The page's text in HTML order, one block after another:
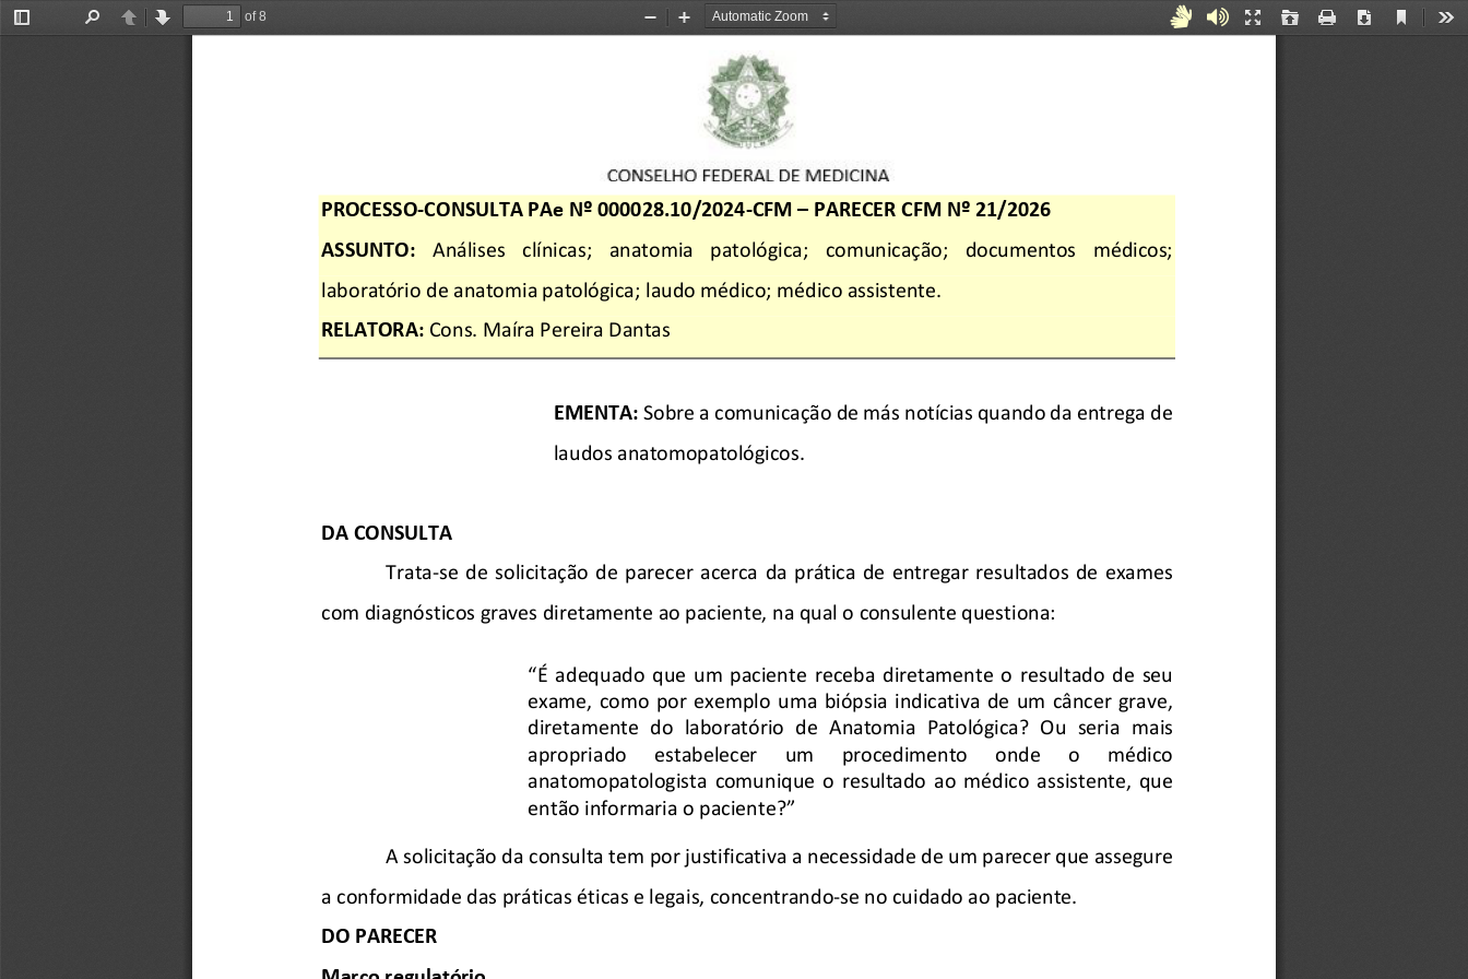
Toggle
PreviousNext
of 8
Acessibilidade
Áudiodescrição
Presentation
Open Print Download
Current
Zoom
Zoom
PROCESSO-CONSULTA PAe Nº 000028.10/2024-CFM – PARECER CFM Nº 21/2026
ASSUNTO:
   Análises   clínicas
;   anatomia   patológica;   comunicação;   documentos   médicos;
laboratório de anatomia patológica; laudo médico; médico assistente.
RELATORA: Cons. Maíra Pereira Dantas
EMENTA: Sobre a comunicação de más notícias quando da entrega de
laudos anatomopatológicos.
DA CONSULTA
Trata-se  de  solicitação  de
  parecer  acerca  da  prática  de  entregar  resultados  de  exames
com diagnósticos graves diretamente ao paciente,  na qual o consulente questiona:
“É  adequado  que  um  paciente  receba  diretamente  o  resultado  de  seu
exame,  como  por  exemplo  uma  biópsia  indicativa  de  um  câncer  grave,
diretamente  do  laboratório  de  Anatomia  Patológica?  Ou  seria  mais
apropriado      estabelecer      um      procedimento      onde      o      médico
anatomopatologista  comunique  o  resultado  ao  médico  assistente,  que
então informaria o paciente?”
A solicitação da consulta tem por justificativa a necessidade de um parecer que assegure
a   conformidade das práticas éticas e legais, concentrando-se no cuidado ao paciente.
DO PARECER